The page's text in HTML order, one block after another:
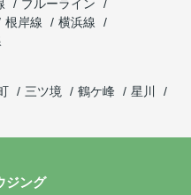
ブルーライン
根岸線
横浜線
三ツ境 鶴ケ峰
星川
ジング